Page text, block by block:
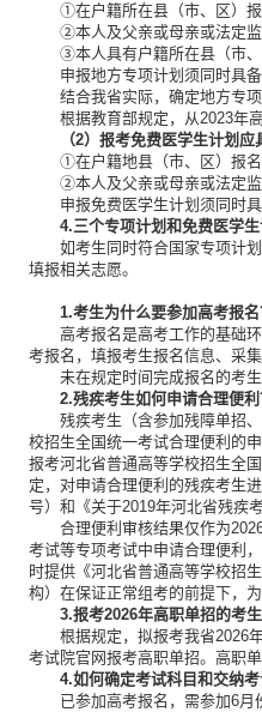
①在户籍所在县（市、区）报
②本人及父亲或母亲或法定
③本人具有户籍所在县（市、
申报地方专项计划须同时具备
结合我省实际，确定地方专
根据教育部规定，从2023年
（2）报考免费医学生计划应
①在户籍地县（市、区）报名
②本人及父亲或母亲或法定
申报免费医学生计划须同时具
4.三个专项计划和免费医学生
如考生同时符合国家专项计
填报相关志愿。
1.考生为什么要参加高考报名
高考报名是高考工作的基础
考报名，填报考生报名信息、采
未在规定时间完成报名的考
2.残疾考生如何申请合理便利
残疾考生（含参加残障单招
校招生全国统一考试合理便利的
报考河北省普通高等学校招生全
定，对申请合理便利的残疾考生
号）和《关于2019年河北省残疾
合理便利审核结果仅作为
考试等专项考试中申请合理便利
时提供《河北省普通高等学校招
构）在保证正常组考的前提下，
3.报考2026年高职单招的考
根据规定，拟报考我省2026
考试院官网报考高职单招。高职
4.如何确定考试科目和交纳考
已参加高考报名，需参加6